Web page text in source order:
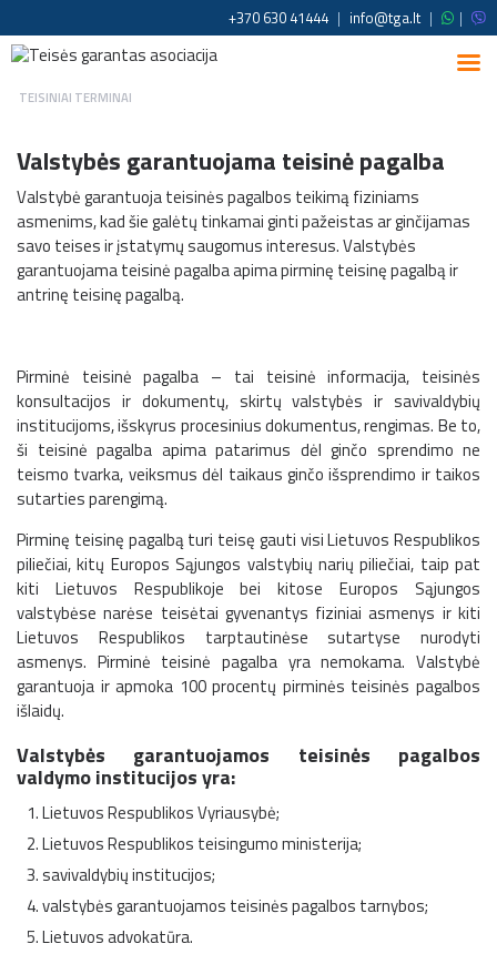
+370 630 41444 | info@tga.lt | |
TEISINIAI TERMINAI
Valstybės garantuojama teisinė pagalba
Valstybė garantuoja teisinės pagalbos teikimą fiziniams
asmenims, kad šie galėtų tinkamai ginti pažeistas ar ginčijamas
savo teises ir įstatymų saugomus interesus. Valstybės
garantuojama teisinė pagalba apima pirminę teisinę pagalbą ir
antrinę teisinę pagalbą.
Pirminė teisinė pagalba – tai teisinė informacija, teisinės
konsultacijos ir dokumentų, skirtų valstybės ir savivaldybių
institucijoms, išskyrus procesinius dokumentus, rengimas. Be to,
ši teisinė pagalba apima patarimus dėl ginčo sprendimo ne
teismo tvarka, veiksmus dėl taikaus ginčo išsprendimo ir taikos
sutarties parengimą.
Pirminę teisinę pagalbą turi teisę gauti visi Lietuvos Respublikos
piliečiai, kitų Europos Sąjungos valstybių narių piliečiai, taip pat
kiti Lietuvos Respublikoje bei kitose Europos Sąjungos
valstybėse narėse teisėtai gyvenantys fiziniai asmenys ir kiti
Lietuvos Respublikos tarptautinėse sutartyse nurodyti
asmenys. Pirminė teisinė pagalba yra nemokama. Valstybė
garantuoja ir apmoka 100 procentų pirminės teisinės pagalbos
išlaidų.
Valstybės garantuojamos teisinės pagalbos
valdymo institucijos yra:
Lietuvos Respublikos Vyriausybė;
Lietuvos Respublikos teisingumo ministerija;
savivaldybių institucijos;
valstybės garantuojamos teisinės pagalbos tarnybos;
Lietuvos advokatūra.